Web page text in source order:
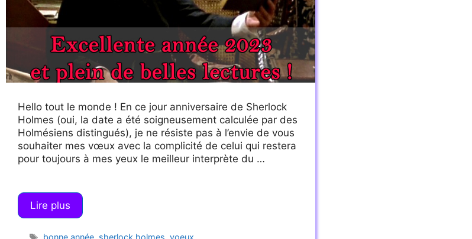
Hello tout le monde ! En ce jour anniversaire de Sherlock
Holmes (oui, la date a été soigneusement calculée par des
Holmésiens distingués), je ne résiste pas à l’envie de vous
souhaiter mes vœux avec la complicité de celui qui restera
pour toujours à mes yeux le meilleur interprète du …
Lire plus
Étiquettes